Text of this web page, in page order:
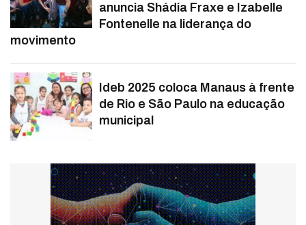
anuncia Shádia Fraxe e Izabelle
Fontenelle na liderança do
movimento
Ideb 2025 coloca Manaus à frente
de Rio e São Paulo na educação
municipal